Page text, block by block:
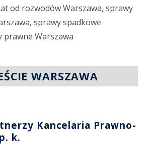
od rozwodów Warszawa, sprawy
sprawy spadkowe
prawne Warszawa
WARSZAWA
Kancelaria Prawno-
k.